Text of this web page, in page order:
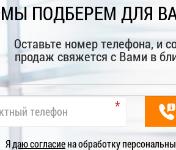
МЫ ПОДБЕРЕМ ДЛЯ
Оставьте номер телефона, и
продаж свяжется с Вами в
Ядаю согласиена обработку